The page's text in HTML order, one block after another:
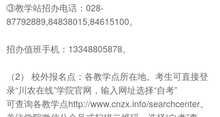
③教学站招办电话：028-
87792889,84838015,84615100。
招办值班手机：13348805878。
（2） 校外报名点：各教学点所在地。考生可直接登
录“川农在线”学院官网，输入网址选择“自考”
可查询各教学点http://www.cnzx.info/searchcenter。